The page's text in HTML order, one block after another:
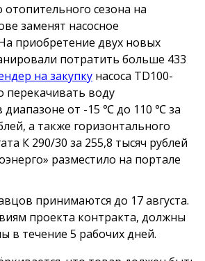
отопительного сезона на
заменят насосное
приобретение двух новых
потратить больше 433
на закупку насоса TD100-
перекачивать воду
диапазоне от -15 ℃ до 110 ℃ за
а также горизонтального
К 290/30 за 255,8 тысяч рублей
разместило на портале
принимаются до 17 августа.
проекта контракта, должны
в течение 5 рабочих дней.